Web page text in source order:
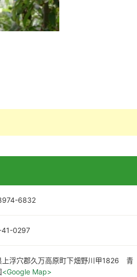
6832
0297
上浮穴郡久万高原町下畑野川甲1826 青
<Google Map>